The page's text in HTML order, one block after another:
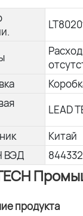
LEAD
Китай
ВЭД
продукта